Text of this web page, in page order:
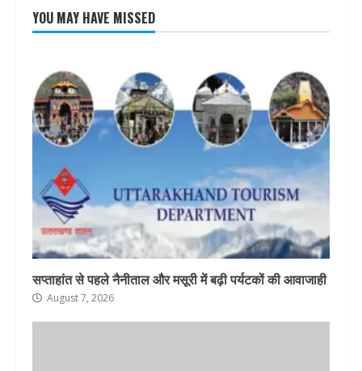
YOU MAY HAVE MISSED
सप्ताहांत से पहले नैनीताल और मसूरी में बढ़ी पर्यटकों की आवाजाही
August 7, 2026